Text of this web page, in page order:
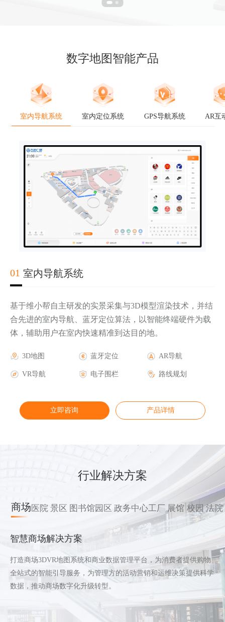
数字地图智能产品
室内导航系统 室内定位系统 GPS导航系统 AR互
01 室内导航系统
基于维小帮自主研发的实景采集与3D模型渲染技术，并结
合先进的室内导航、蓝牙定位算法，以智能终端硬件为载
体，辅助用户在室内快速精准到达目的地。
3D地图 蓝牙定位 AR导航
VR导航 电子围栏 路线规划
立即咨询 产品详情
02
实时轨迹显示 电子围栏报警 人流热力图
历史轨迹查询 安防摄像头联动 报警管理
立即咨询 产品详情
03
第三方地图底图 三维楼宇地图
GPS蓝牙定位 室外AR导航
立即咨询 产品详情
04
AR导航 AR游戏 AR活动
AR广告 AR品牌
立即咨询 产品详情
行业解决方案
商场医院 景区 图书馆园区 政务中心工厂 展馆 校园 法院
智慧商场解决方案
打造商场3DVR地图系统和商业数据管理平台，为消费者提供购物
全站式的智能引导服务，为管理方的活动营销和运维决策提供科学
数据，推动商场数字化升级转型。